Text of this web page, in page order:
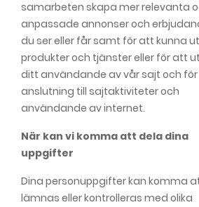
samarbeten skapa mer relevanta
anpassade annonser och
du ser eller får samt för att kunna
produkter och tjänster eller för att
ditt användande av vår sajt och
anslutning till sajtaktiviteter och
användande av internet.
När kan vi komma att dela dina
uppgifter
Dina personuppgifter kan komma
lämnas eller kontrolleras med olika